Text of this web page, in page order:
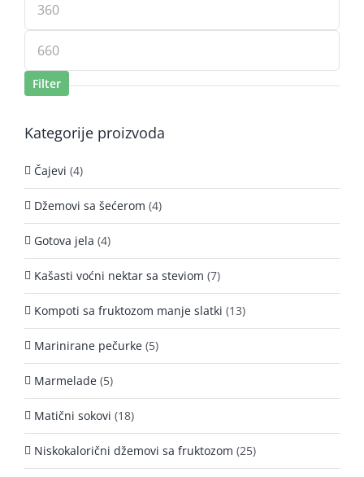
cena
cena
Filter
Kategorije proizvoda
Čajevi (4)
Džemovi sa šećerom (4)
Gotova jela (4)
Kašasti voćni nektar sa steviom (7)
Kompoti sa fruktozom manje slatki (13)
Marinirane pečurke (5)
Marmelade (5)
Matični sokovi (18)
Niskokalorični džemovi sa fruktozom (25)